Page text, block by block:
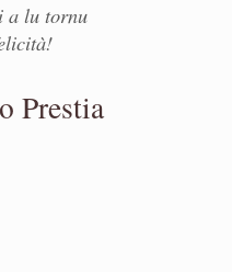
a lu tornu
Prestia